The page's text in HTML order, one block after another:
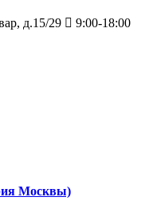
д.15/29 9:00-18:00
Москвы)